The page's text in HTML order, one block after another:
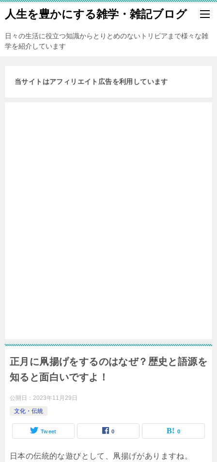
人生を豊かにする雑学・雑記ブログ
日々の生活に役立つ知識からとりとめのないトリビアまで様々な雑
学を紹介しています
当サイトはアフィリエイト広告を利用しています
正月に凧揚げをするのはなぜ？歴史と語源を
知ると面白いですよ！
公開日： 2023年11月29日
文化・伝統
Tweet 0 0
日本の伝統的な遊びとして、凧揚げがありますね。